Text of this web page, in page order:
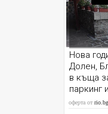
Нова
Долен,
в къща
паркинг
от
оферта отrio.bg